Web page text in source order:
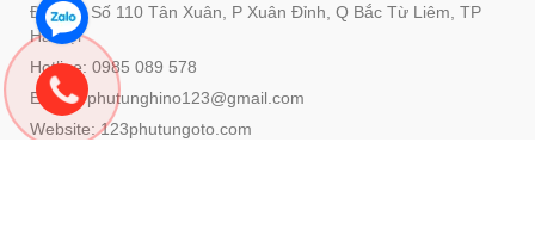
Địa chỉ: Số 110 Tân Xuân, P Xuân Đỉnh, Q Bắc Từ Liêm, TP
Hà Nội
Hotline: 0985 089 578
E-mail: phutunghino123@gmail.com
Website:123phutungoto.com